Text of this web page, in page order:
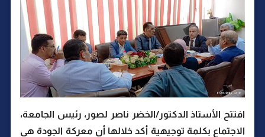
افتتح الأستاذ الدكتور/الخضر ناصر لصور، رئيس الجامعة،
الاجتماع بكلمة توجيهية أكد خلالها أن معركة الجودة هي